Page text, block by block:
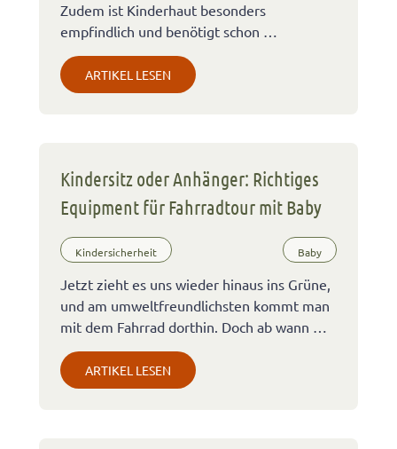
Zudem ist Kinderhaut besonders
empfindlich und benötigt schon …
ARTIKEL LESEN
Kindersitz oder Anhänger: Richtiges
Equipment für Fahrradtour mit Baby
Kindersicherheit Baby
Jetzt zieht es uns wieder hinaus ins Grüne,
und am umweltfreundlichsten kommt man
mit dem Fahrrad dorthin. Doch ab wann …
ARTIKEL LESEN